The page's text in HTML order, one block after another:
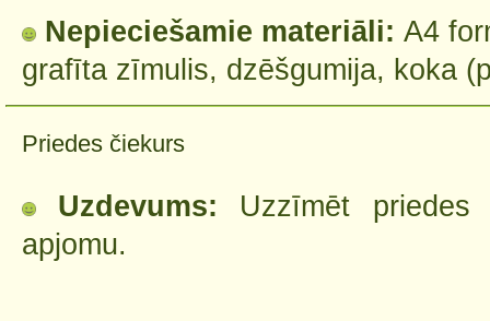
Nepieciešamie materiāli: A4
grafīta zīmulis, dzēšgumija, koka
Priedes čiekurs
Uzdevums: Uzzīmēt
apjomu.